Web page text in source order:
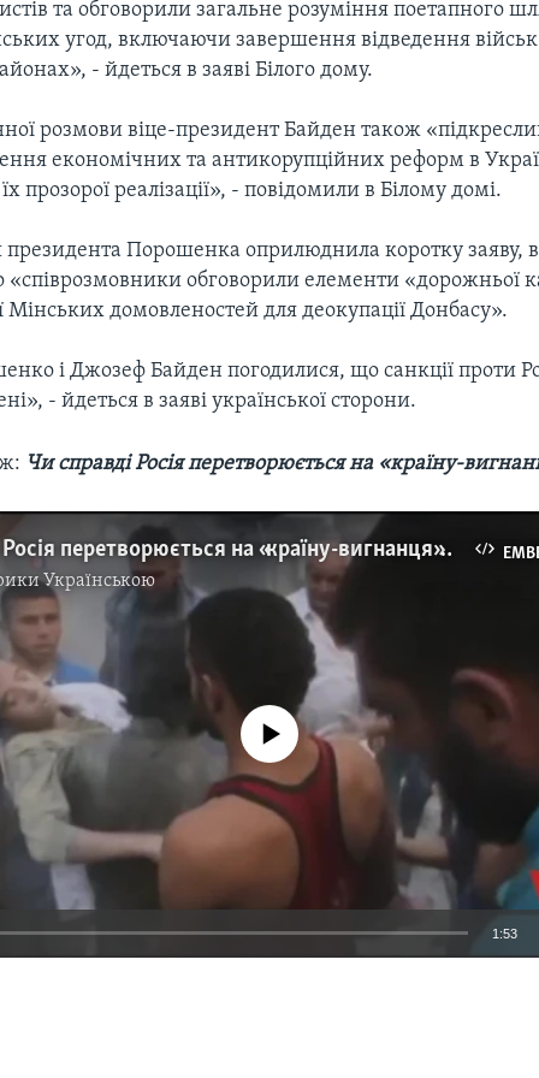
та обговорили загальне розуміння поетапного
угод, включаючи завершення відведення
- йдеться в заяві Білого дому.
розмови віце-президент Байден також
економічних та антикорупційних реформ в
прозорої реалізації», - повідомили в Білому домі.
президента Порошенка оприлюднила коротку заяву,
«співрозмовники обговорили елементи «дорожньої
Мінських домовленостей для деокупації Донбасу».
і Джозеф Байден погодилися, що санкції проти
- йдеться в заяві української сторони.
Чи справді Росія перетворюється на «країну-
Чи справді Росія перетворюється на «країну-вигнанця»? Відео
Українською
No media source currently available
1:53